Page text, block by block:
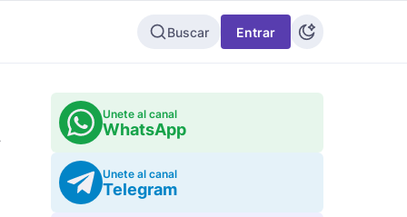
Buscar Entrar
Unete al canal
WhatsApp
Unete al canal
Telegram